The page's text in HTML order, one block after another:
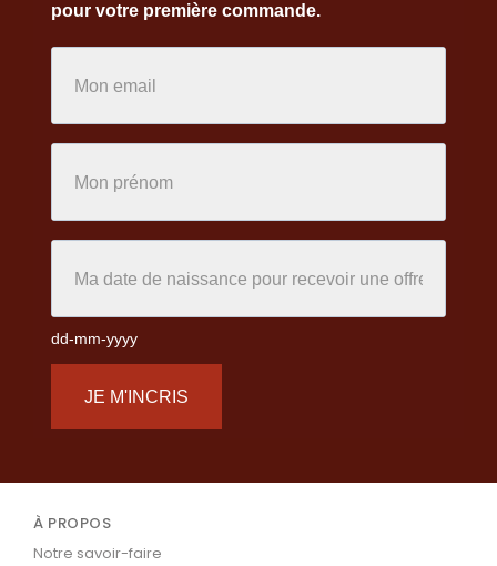
pour votre première commande.
dd-mm-yyyy
JE M'INCRIS
À PROPOS
Notre savoir-faire